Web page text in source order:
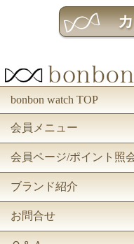
bonbon watch TOP
会員メニュー
会員ページ/ポイント照
ブランド紹介
お問合せ